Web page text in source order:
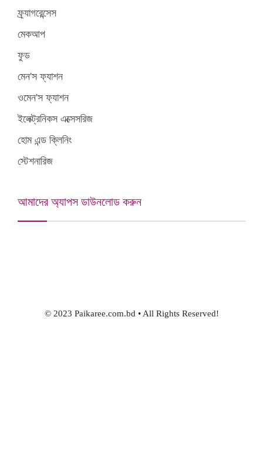
ফ্র্যাগরেন্সেস
মেকআপ
ফুড
মেন'স ফ্যাশন
ওমেন'স ফ্যাশন
ইলেক্ট্রনিকস এক্সেসরিজ
হোম এন্ড ক্লিনিং
স্টেশনারিজ
আমাদের অ্যাপস ডাউনলোড করুন
© 2023 Paikaree.com.bd • All Rights Reserved!